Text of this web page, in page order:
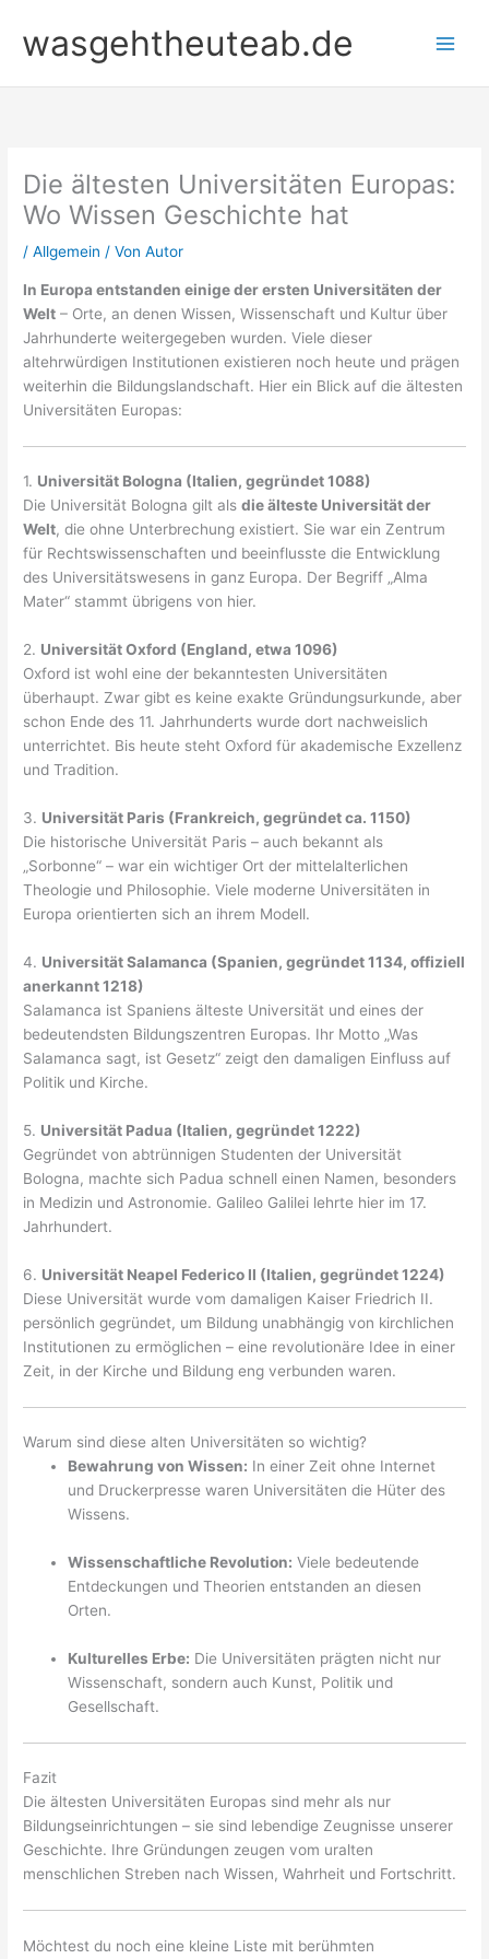
Inhalt
springen
wasgehtheuteab.de
Die ältesten Universitäten Europas:
Wo Wissen Geschichte hat
/Allgemein / VonAutor
In Europa entstanden einige der ersten Universitäten der
Welt – Orte, an denen Wissen, Wissenschaft und Kultur über
Jahrhunderte weitergegeben wurden. Viele dieser
altehrwürdigen Institutionen existieren noch heute und prägen
weiterhin die Bildungslandschaft. Hier ein Blick auf die ältesten
Universitäten Europas:
1. Universität Bologna (Italien, gegründet 1088)
Die Universität Bologna gilt alsdie älteste Universität der
Welt, die ohne Unterbrechung existiert. Sie war ein Zentrum
für Rechtswissenschaften und beeinflusste die Entwicklung
des Universitätswesens in ganz Europa. Der Begriff „Alma
Mater“ stammt übrigens von hier.
2. Universität Oxford (England, etwa 1096)
Oxford ist wohl eine der bekanntesten Universitäten
überhaupt. Zwar gibt es keine exakte Gründungsurkunde, aber
schon Ende des 11. Jahrhunderts wurde dort nachweislich
unterrichtet. Bis heute steht Oxford für akademische Exzellenz
und Tradition.
3. Universität Paris (Frankreich, gegründet ca. 1150)
Die historische Universität Paris – auch bekannt als
„Sorbonne“ – war ein wichtiger Ort der mittelalterlichen
Theologie und Philosophie. Viele moderne Universitäten in
Europa orientierten sich an ihrem Modell.
4. Universität Salamanca (Spanien, gegründet 1134, offiziell
anerkannt 1218)
Salamanca ist Spaniens älteste Universität und eines der
bedeutendsten Bildungszentren Europas. Ihr Motto „Was
Salamanca sagt, ist Gesetz“ zeigt den damaligen Einfluss auf
Politik und Kirche.
5. Universität Padua (Italien, gegründet 1222)
Gegründet von abtrünnigen Studenten der Universität
Bologna, machte sich Padua schnell einen Namen, besonders
in Medizin und Astronomie. Galileo Galilei lehrte hier im 17.
Jahrhundert.
6. Universität Neapel Federico II (Italien, gegründet 1224)
Diese Universität wurde vom damaligen Kaiser Friedrich II.
persönlich gegründet, um Bildung unabhängig von kirchlichen
Institutionen zu ermöglichen – eine revolutionäre Idee in einer
Zeit, in der Kirche und Bildung eng verbunden waren.
Warum sind diese alten Universitäten so wichtig?
Bewahrung von Wissen: In einer Zeit ohne Internet
und Druckerpresse waren Universitäten die Hüter des
Wissens.
Wissenschaftliche Revolution: Viele bedeutende
Entdeckungen und Theorien entstanden an diesen
Orten.
Kulturelles Erbe: Die Universitäten prägten nicht nur
Wissenschaft, sondern auch Kunst, Politik und
Gesellschaft.
Fazit
Die ältesten Universitäten Europas sind mehr als nur
Bildungseinrichtungen – sie sind lebendige Zeugnisse unserer
Geschichte. Ihre Gründungen zeugen vom uralten
menschlichen Streben nach Wissen, Wahrheit und Fortschritt.
Möchtest du noch eine kleine Liste mit berühmten